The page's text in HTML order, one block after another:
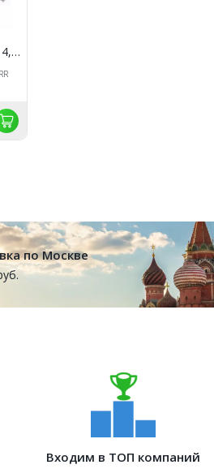
по Москве
Входим в ТОП компаний